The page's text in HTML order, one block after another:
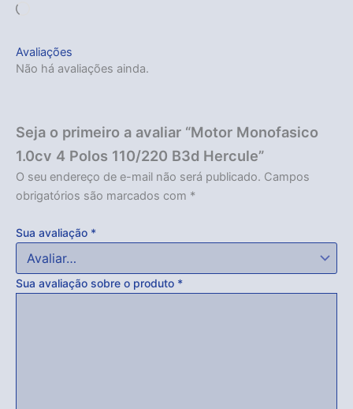
Avaliações
Não há avaliações ainda.
Seja o primeiro a avaliar “Motor Monofasico
1.0cv 4 Polos 110/220 B3d Hercule”
O seu endereço de e-mail não será publicado. Campos
obrigatórios são marcados com *
Sua avaliação *
Sua avaliação sobre o produto *